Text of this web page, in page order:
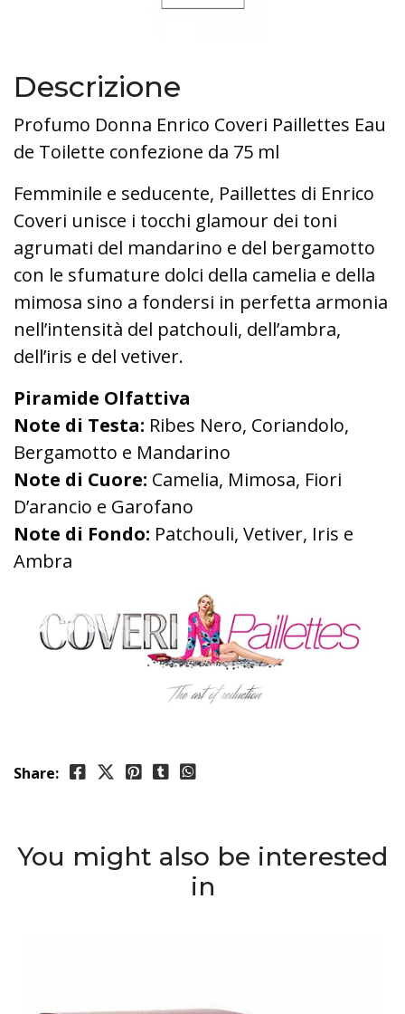
Descrizione
Profumo Donna Enrico Coveri Paillettes Eau
de Toilette confezione da 75 ml
Femminile e seducente, Paillettes di Enrico
Coveri unisce i tocchi glamour dei toni
agrumati del mandarino e del bergamotto
con le sfumature dolci della camelia e della
mimosa sino a fondersi in perfetta armonia
nell’intensità del patchouli, dell’ambra,
dell’iris e del vetiver.
Piramide Olfattiva
Note di Testa: Ribes Nero, Coriandolo,
Bergamotto e Mandarino
Note di Cuore: Camelia, Mimosa, Fiori
D’arancio e Garofano
Note di Fondo: Patchouli, Vetiver, Iris e
Ambra
Share:
You might also be interested
in